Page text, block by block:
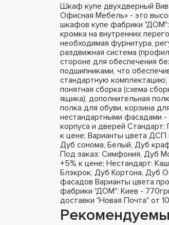
Шкаф купе двухдверный
Офисная Мебель» - это
шкафов купе фабрики
кромка на внутренних
необходимая фурнитура,
раздвижная система
стороне для обеспечения
подшипниками, что
стандартную комплектацию;
понятная сборка (схема
ящика), дополнительная
полка для обуви, корзина
нестандартными фасадами
корпуса и дверей Стандарт:
к цене; Варианты цвета ДСП
Дуб сонома, Белый, Дуб
Под заказ: Симфония, Дуб
+5% к цене; Нестандарт:
Блэкрок, Дуб Кортона, Дуб
фасадов Варианты цвета
фабрики "ДОМ": Киев -
доставки "Новая Почта" от